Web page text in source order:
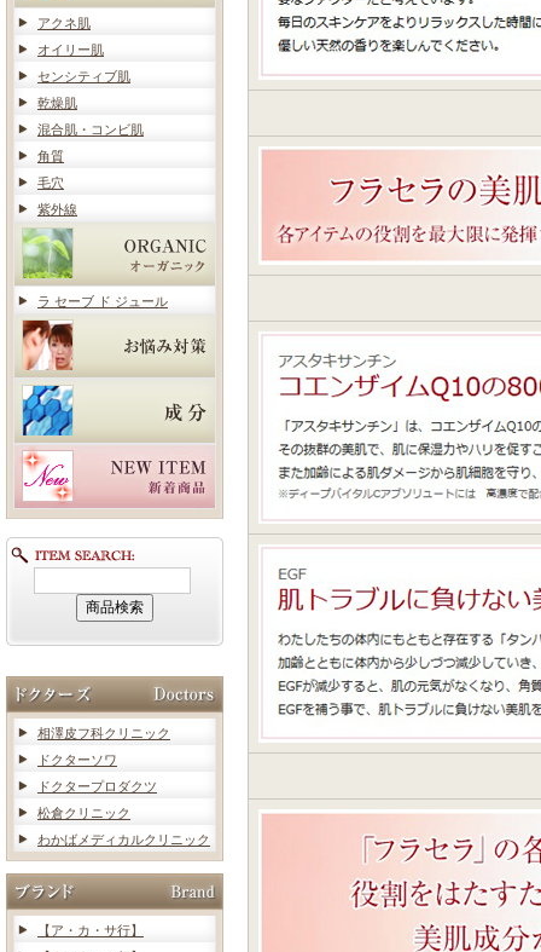
アクネ肌
オイリー肌
センシティブ肌
乾燥肌
混合肌・コンビ肌
角質
毛穴
紫外線
ラ セーブ ド ジュール
相澤皮フ科クリニック
ドクターソワ
ドクタープロダクツ
松倉クリニック
わかばメディカルクリニック
【ア・カ・サ行】